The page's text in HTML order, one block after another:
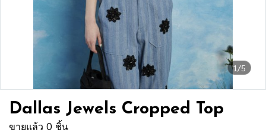
1/5
Dallas Jewels Cropped Top
ขายแล้ว 0 ชิ้น